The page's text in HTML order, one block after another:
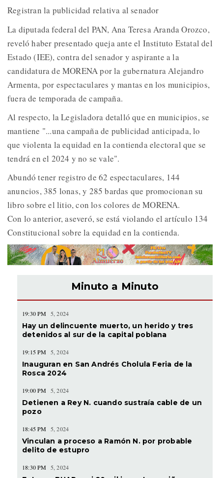
Registran la publicidad relativa al senador
La diputada federal del PAN, Ana Teresa Aranda Orozco,
reveló haber presentado queja ante el Instituto Estatal del
Estado (IEE), contra del senador y aspirante a la
candidatura de MORENA por la gubernatura Alejandro
Armenta, por espectaculares y mantas en los municipios,
fuera de temporada de campaña.
Al respecto, la Legisladora detalló que en municipios, se
mantiene "...una campaña de publicidad anticipada, lo
que violenta la equidad en la contienda electoral que se
tendrá en el 2024 y no se vale".
Abundó tener registro de 62 espectaculares, 144
anuncios, 385 lonas, y 285 bardas que promocionan su
libro sobre el litio, con los colores de MORENA.
Con lo anterior, aseveró, se está violando el artículo 134
Constitucional sobre la equidad en la contienda.
Minuto a Minuto
19:30 PM 5, 2024
Hay un delincuente muerto, un herido y tres
detenidos al sur de la capital poblana
19:15 PM 5, 2024
Inauguran en San Andrés Cholula Feria de la
Rosca 2024
19:00 PM 5, 2024
Detienen a Rey N. cuando sustraía cable de un
pozo
18:45 PM 5, 2024
Vinculan a proceso a Ramón N. por probable
delito de estupro
18:30 PM 5, 2024